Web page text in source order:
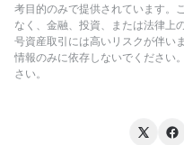
考目的のみで提供されています。
なく、金融、投資、または法律上
号資産取引には高いリスクが伴い
情報のみに依存しないでください
さい。